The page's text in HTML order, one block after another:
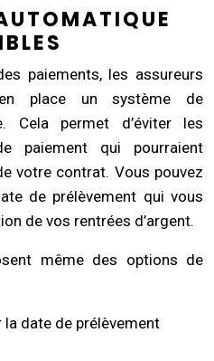
paiements, les assureurs
place un système de
Cela permet d’éviter les
paiement qui pourraient
votre contrat. Vous pouvez
de prélèvement qui vous
de vos rentrées d’argent.
même des options de
date de prélèvement